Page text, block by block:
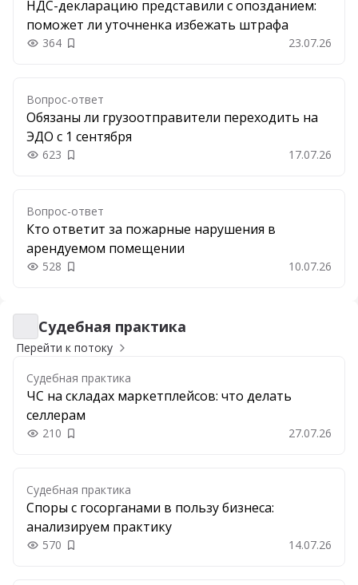
НДС-декларацию представили с опозданием:
поможет ли уточненка избежать штрафа
364 Добавить в закладки 23.07.26
Вопрос-ответ
Обязаны ли грузоотправители переходить на
ЭДО с 1 сентября
623 Добавить в закладки 17.07.26
Вопрос-ответ
Кто ответит за пожарные нарушения в
арендуемом помещении
528 Добавить в закладки 10.07.26
Судебная практика
Судебная практика
Перейти к потоку
Судебная практика
ЧС на складах маркетплейсов: что делать
селлерам
210 Добавить в закладки 27.07.26
Судебная практика
Споры с госорганами в пользу бизнеса:
анализируем практику
570 Добавить в закладки 14.07.26